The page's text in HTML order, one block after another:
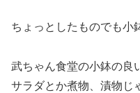
ちょっとしたものでも小
武ちゃん食堂の小鉢の良
サラダとか煮物、漬物じ